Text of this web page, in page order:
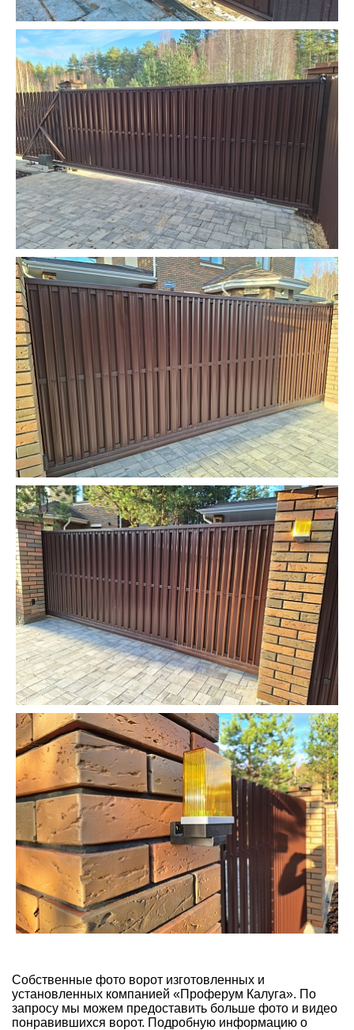
Собственные фото ворот изготовленных и
установленных компанией «Проферум Калуга». По
запросу мы можем предоставить больше фото и видео
понравившихся ворот. Подробную информацию о